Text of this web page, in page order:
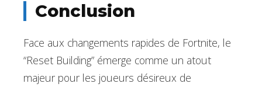
Conclusion
Face aux changements rapides de Fortnite, le
“Reset Building” émerge comme un atout
majeur pour les joueurs désireux de